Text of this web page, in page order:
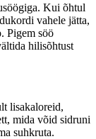
Kui õhtul
vahele jätta,
Pigem söö
hilisõhtust
lisakaloreid,
mida võid sidruni
suhkruta.